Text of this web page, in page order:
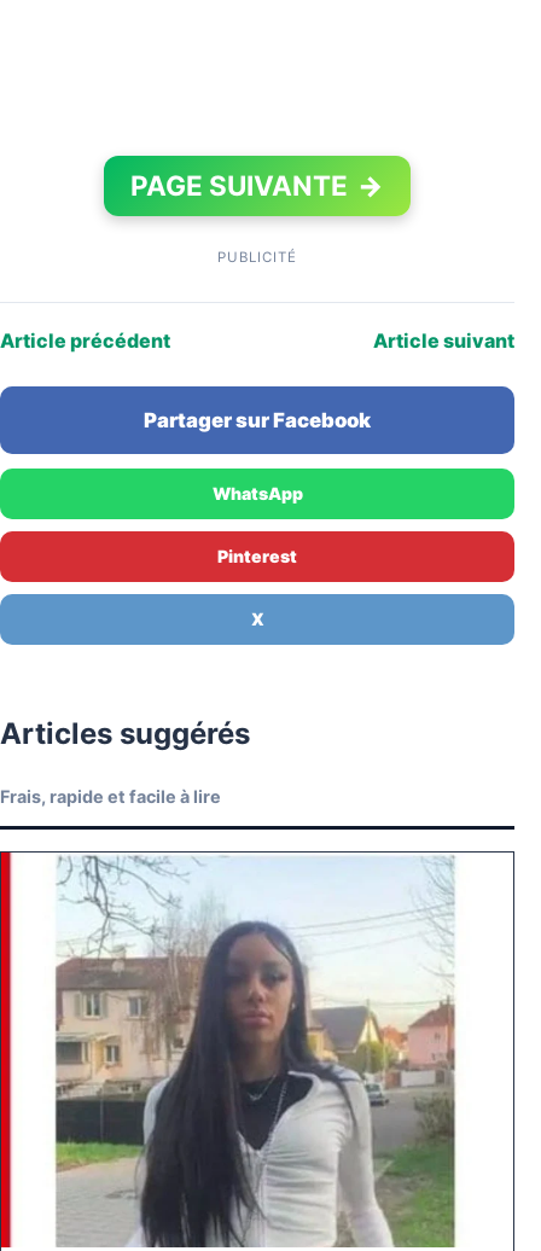
PAGE SUIVANTE →
PUBLICITÉ
Article précédent Article suivant
Partager sur Facebook
WhatsApp
Pinterest
X
Articles suggérés
Frais, rapide et facile à lire